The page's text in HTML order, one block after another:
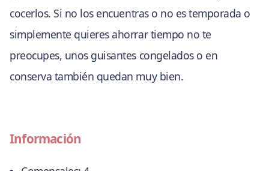
cocerlos. Si no los encuentras o no es temporada o
simplemente quieres ahorrar tiempo no te
preocupes, unos guisantes congelados o en
conserva también quedan muy bien.
Información